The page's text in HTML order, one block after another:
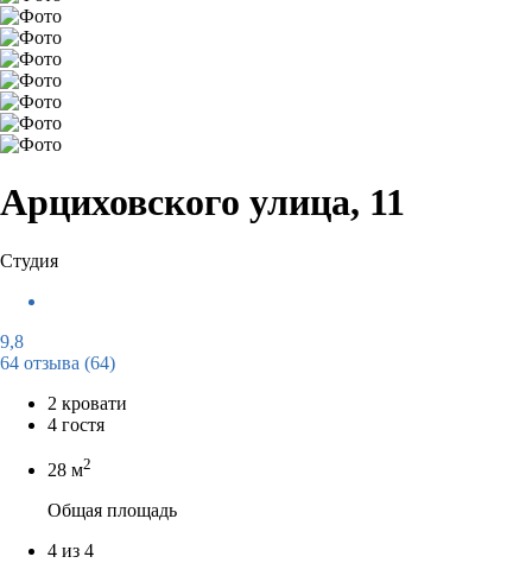
Арциховского улица, 11
Студия
9,8
64 отзыва (64)
2 кровати
4 гостя
28 м2
Общая площадь
4 из 4